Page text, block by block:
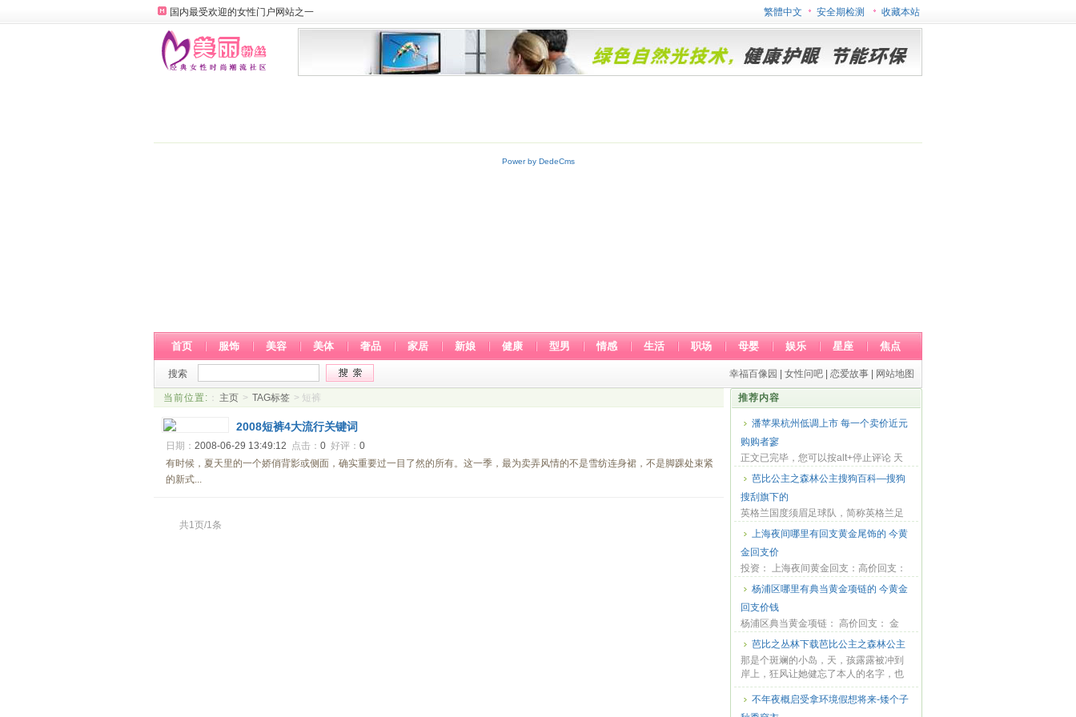
国内最受欢迎的女性门户网站之一 繁體中文 安全期检测 收藏本站
首页 服饰 美容 美体 奢品 家居 新娘 健康 型男 情感 生活 职场 母婴 娱乐 星座 焦点
搜索 幸福百像园 女性问吧 恋爱故事 网站地图
当前位置: ： 主页 > TAG标签 > 短裤
2008短裤4大流行关键词
日期： 2008-06-29 13:49:12 点击： 0 好评： 0
有时候，夏天里的一个娇俏背影或侧面，确实重要过一目了然的所有。这一季，最为卖弄风情的不是雪纺连身裙，不是脚踝处束紧
的新式...
共1页/1条
推荐内容
潘苹果杭州低调上市 每一个卖价近元
购购者寥
正文已完毕，您可以按alt+停止评论 天
水是甘肃果业商业的重点地域，由于产
业不蓬勃，...
芭比公主之森林公主搜狗百科—搜狗
搜刮旗下的
英格兰国度须眉足球队，简称英格兰足
球队，是代表英格兰列席足球赛事的球
队，如天下杯...
上海夜间哪里有回支黄金尾饰的 今黄
金回支价
投资： 上海夜间黄金回支：高价回支：
金条、金币、铂金、钻石、铂金钻戒，K
金、K金、K...
杨浦区哪里有典当黄金项链的 今黄金
回支价钱
杨浦区典当黄金项链： 高价回支： 金
条、金币、铂金、钻石、铂金钻戒，K
金、K金、K金...
芭比之丛林下载芭比公主之森林公主
那是个斑斓的小岛，天，孩露露被冲到
岸上，狂风让她健忘了本人的名字，也
健忘了本人的...
不年夜概启受拿环境假想将来-矮个子
Power by DedeCms